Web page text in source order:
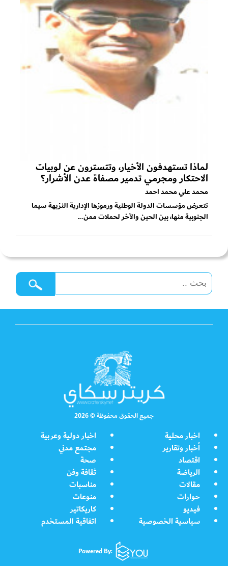
لماذا تستهدفون الأخيار، وتتسترون عن لوبيات
الاحتكار ومجرمي تدمير مصفاة عدن الأشرار؟
محمد علي محمد احمد
تتعرض مؤسسات الدولة الوطنية ورموزها الإدارية النزيهة سيما
الجنوبية منها، بين الحين والآخر لحملات ممن...
جميع الحقوق محفوظة © 2026
اخبار محلية
اخبار دولية وعربية
أخبار وتقارير
مجتمع مدني
اقتصاد
صحة
الرياضة
ثقافة وفن
مقالات
مناسبات
حوارات
منوعات
فيديو
كاريكاتير
سياسية الخصوصية
اتفاقية المستخدم
Powered By: